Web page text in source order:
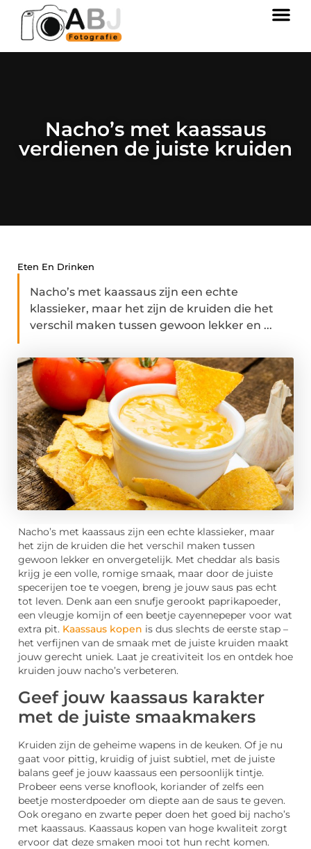
Nacho’s met kaassaus
verdienen de juiste kruiden
Eten En Drinken
Nacho’s met kaassaus zijn een echte
klassieker, maar het zijn de kruiden die het
verschil maken tussen gewoon lekker en ...
Nacho’s met kaassaus zijn een echte klassieker, maar
het zijn de kruiden die het verschil maken tussen
gewoon lekker en onvergetelijk. Met cheddar als basis
krijg je een volle, romige smaak, maar door de juiste
specerijen toe te voegen, breng je jouw saus pas echt
tot leven. Denk aan een snufje gerookt paprikapoeder,
een vleugje komijn of een beetje cayennepeper voor wat
extra pit. Kaassaus kopen is dus slechts de eerste stap –
het verfijnen van de smaak met de juiste kruiden maakt
jouw gerecht uniek. Laat je creativiteit los en ontdek hoe
kruiden jouw nacho’s verbeteren.
Geef jouw kaassaus karakter
met de juiste smaakmakers
Kruiden zijn de geheime wapens in de keuken. Of je nu
gaat voor pittig, kruidig of juist subtiel, met de juiste
balans geef je jouw kaassaus een persoonlijk tintje.
Probeer eens verse knoflook, koriander of zelfs een
beetje mosterdpoeder om diepte aan de saus te geven.
Ook oregano en zwarte peper doen het goed bij nacho’s
met kaassaus. Kaassaus kopen van hoge kwaliteit zorgt
ervoor dat deze smaken mooi tot hun recht komen.